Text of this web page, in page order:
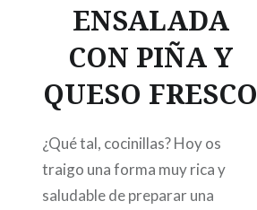
ENSALADA
CON PIÑA Y
QUESO FRESCO
¿Qué tal, cocinillas? Hoy os
traigo una forma muy rica y
saludable de preparar una